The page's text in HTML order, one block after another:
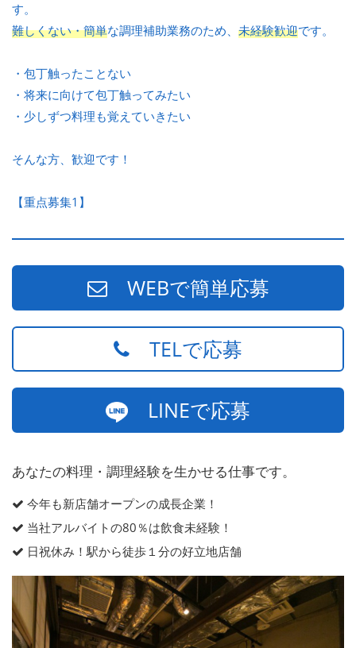
す。
難しくない・簡単な調理補助業務のため、 未経験歓迎です。
・包丁触ったことない
・将来に向けて包丁触ってみたい
・少しずつ料理も覚えていきたい
そんな方、歓迎です！
【重点募集1】
WEBで簡単応募
TELで応募
LINEで応募
あなたの料理・調理経験を生かせる仕事です。
今年も新店舗オープンの成長企業！
当社アルバイトの80％は飲食未経験！
日祝休み！駅から徒歩１分の好立地店舗